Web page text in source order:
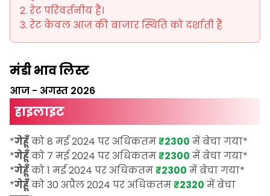
रेट परिवर्तनीय हैं।
रेट केवल आज की बाजार स्थिति को दर्शाती हैं
मंडी भाव लिस्ट
आज - अगस्त 2026
हाइलाइट
*गेहूँको 8 मई 2024 पर अधिकतम ₹2300 में बेचा गया*
*गेहूँको 7 मई 2024 पर अधिकतम ₹2300 में बेचा गया*
*गेहूँको 1 मई 2024 पर अधिकतम ₹2300 में बेचा गया*
*गेहूँको 30 अप्रैल 2024 पर अधिकतम ₹2320 में बेचा